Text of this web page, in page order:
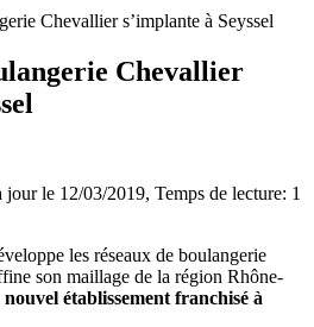
Chevallier s’implante à Seyssel
Chevallier
jour le 12/03/2019, Temps de lecture: 1
les réseaux de boulangerie
son maillage de la région Rhône-
nouvel établissement franchisé à